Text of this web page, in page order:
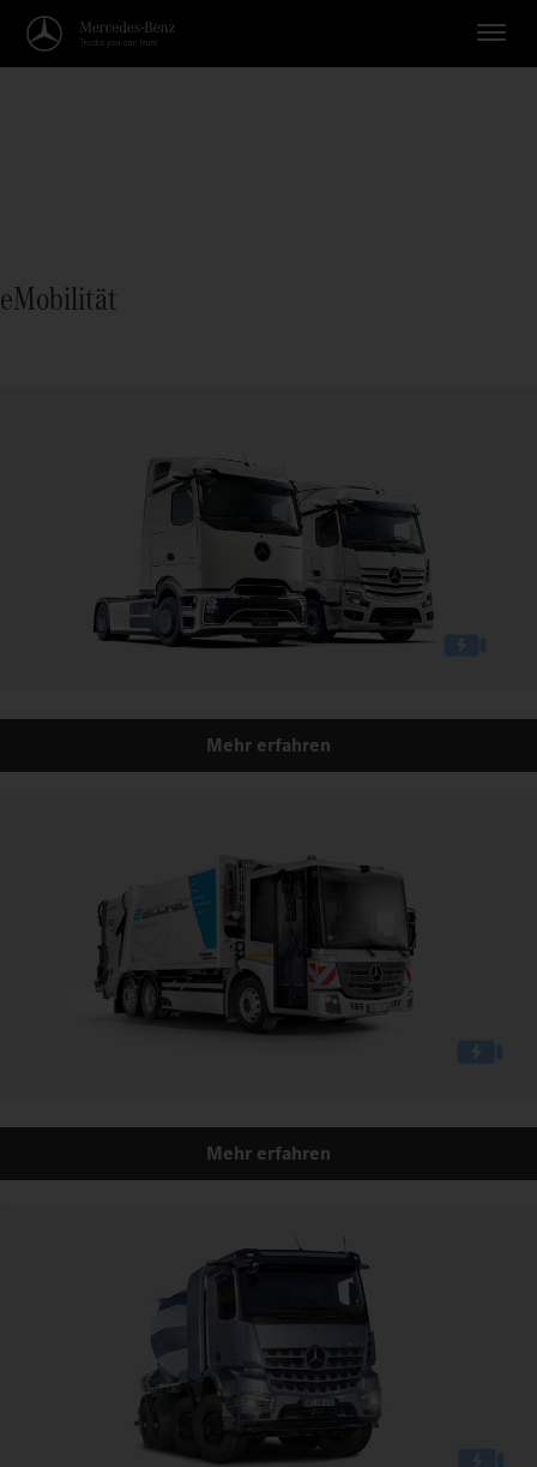
eMobilität
Mehr erfahren
Mehr erfahren